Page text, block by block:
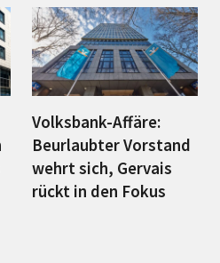
Volksbank-Affäre:
Beurlaubter Vorstand
wehrt sich, Gervais
rückt in den Fokus